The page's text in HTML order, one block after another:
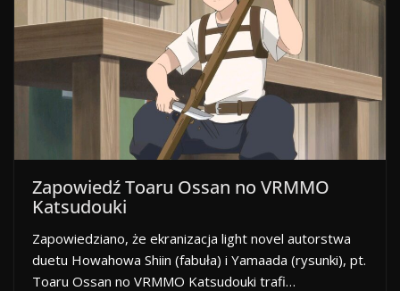
Zapowiedź Toaru Ossan no VRMMO
Katsudouki
Zapowiedziano, że ekranizacja light novel autorstwa
duetu Howahowa Shiin (fabuła) i Yamaada (rysunki), pt.
Toaru Ossan no VRMMO Katsudouki trafi…